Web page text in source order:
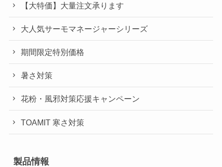
【大特価】大量注文承ります
大人気サーモマネージャーシリーズ
期間限定特別価格
暑さ対策
花粉・風邪対策応援キャンペーン
TOAMIT 寒さ対策
製品情報